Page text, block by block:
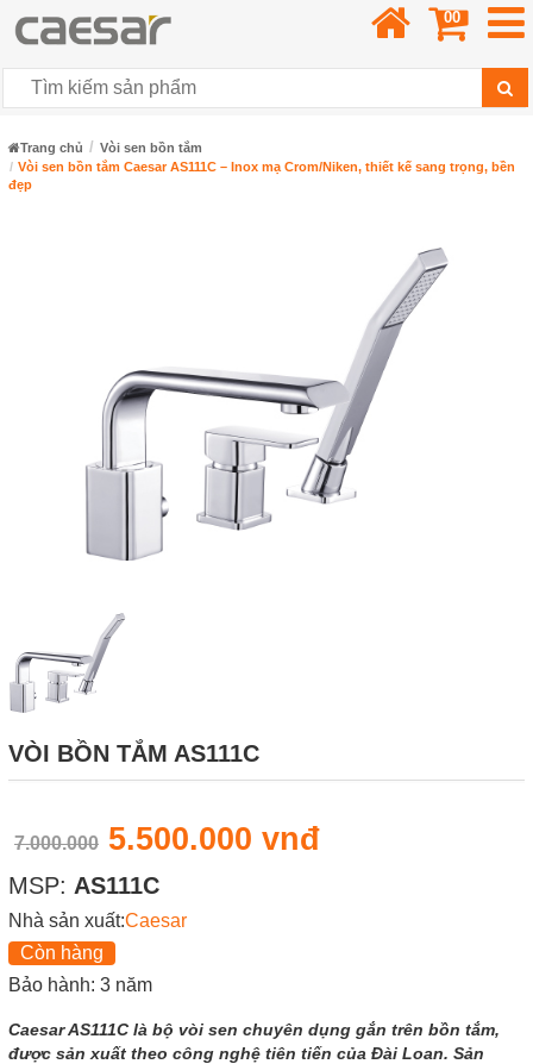
00
Trang chủ
Vòi sen bồn tắm
Vòi sen bồn tắm Caesar AS111C – Inox mạ Crom/Niken, thiết kế sang trọng, bền
đẹp
VÒI BỒN TẮM AS111C
7.000.000 5.500.000 vnđ
MSP: AS111C
Nhà sản xuất:Caesar
Còn hàng
Bảo hành: 3 năm
Caesar AS111C là bộ vòi sen chuyên dụng gắn trên bồn tắm,
được sản xuất theo công nghệ tiên tiến của Đài Loan. Sản